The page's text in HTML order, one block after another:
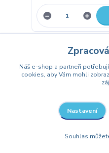
Náš e-shop a partneři potřebují
cookies, aby Vám mohli
Nastavení
Souhlas